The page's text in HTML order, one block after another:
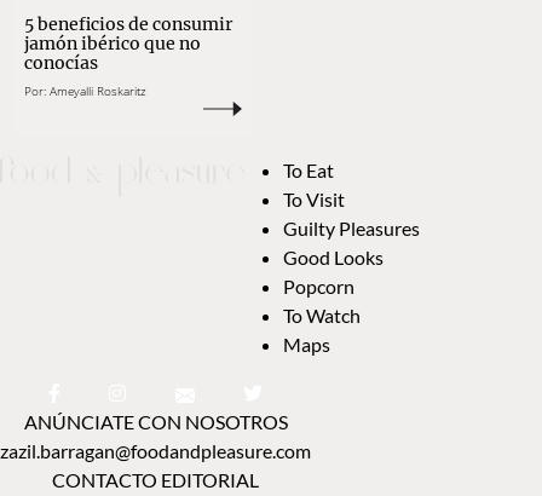
5 beneficios de consumir
jamón ibérico que no
conocías
Por: Ameyalli Roskaritz
To Eat
To Visit
Guilty Pleasures
Good Looks
Popcorn
To Watch
Maps
ANÚNCIATE CON NOSOTROS
zazil.barragan@foodandpleasure.com
CONTACTO EDITORIAL